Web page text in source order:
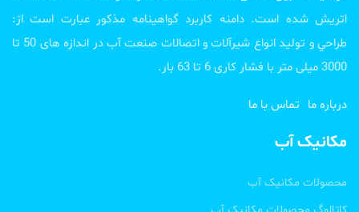
اتریش شده است. دامنه کاربرد گواهینامه مذکور عبارت است از:
طراحي و تولید انواع شیرآلات و اتصالات صنعت آب در اندازه های 50 تا
3000 میلی متر با فشار کاری 6 تا 63 بار.
درباره ما تماس با ما
مکانیک آب
محصولات مکانیک آب